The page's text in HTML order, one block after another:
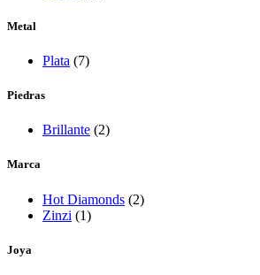
Metal
Plata (7)
Piedras
Brillante (2)
Marca
Hot Diamonds (2)
Zinzi (1)
Joya